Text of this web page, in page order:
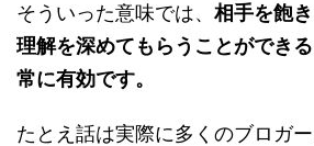
そういった意味では、 相手を飽
理解を深めてもらうことができ
常に有効です。
たとえ話は実際に多くのブロガ